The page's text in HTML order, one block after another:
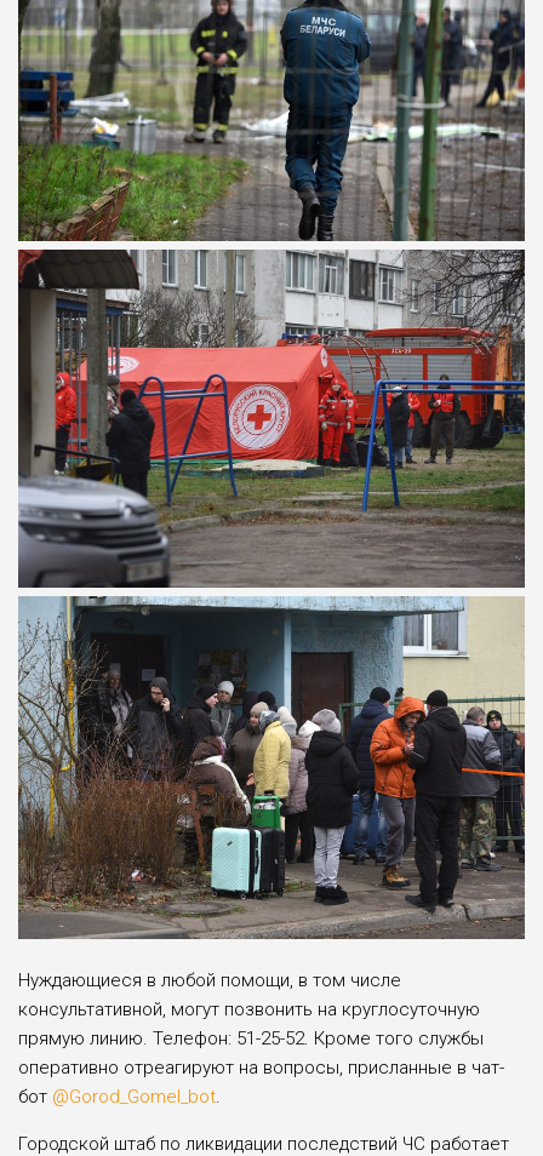
Нуждающиеся в любой помощи, в том числе
консультативной, могут позвонить на круглосуточную
прямую линию. Телефон: 51-25-52. Кроме того службы
оперативно отреагируют на вопросы, присланные в чат-
бот @Gorod_Gomel_bot.
Городской штаб по ликвидации последствий ЧС работает